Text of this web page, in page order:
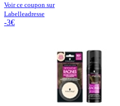
Voir ce coupon sur
Labelleadresse
-3€